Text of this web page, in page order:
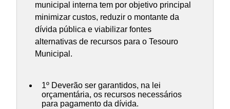
municipal interna tem por objetivo principal
minimizar custos, reduzir o montante da
dívida pública e viabilizar fontes
alternativas de recursos para o Tesouro
Municipal.
1º Deverão ser garantidos, na lei
orçamentária, os recursos necessários
para pagamento da dívida.